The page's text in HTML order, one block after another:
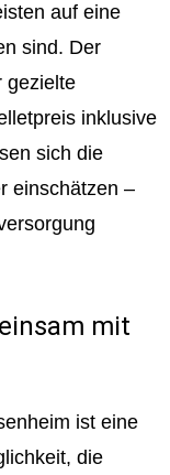
auf eine
sind. Der
gezielte
inklusive
sich die
einschätzen –
mit
ist eine
die